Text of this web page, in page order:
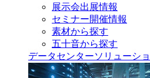
展示会出展情報
セミナー開催情報
素材から探す
五十音から探す
データセンターソリューシ